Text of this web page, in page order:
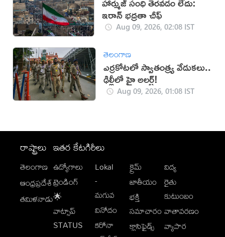
ఇరాన్ భద్రతా చీఫ్
Aug 09, 2026, 02:08 IST
తెలంగాణ
ఎర్రకోటలో స్వాతంత్య్ర వేడుకలు..
ఢిల్లీలో హై అలర్ట్!
Aug 09, 2026, 01:08 IST
రాష్ట్రాలు
తెలంగాణ
ఆంధ్రప్రదేశ్
తమిళనాడు
ఇతర కేటగిరీలు
ఉద్యోగాలు
ట్రెండింగ్
🌟
వాట్సాప్
STATUS
Lokal
-
మగువ
వినోదం
కరోనా
క్రైమ్
జాతీయం
భక్తి
సమాచారం
క్లాసిఫైడ్స్
విద్య
రైతు
కుటుంబం
వాతావరణం
వ్యాపార